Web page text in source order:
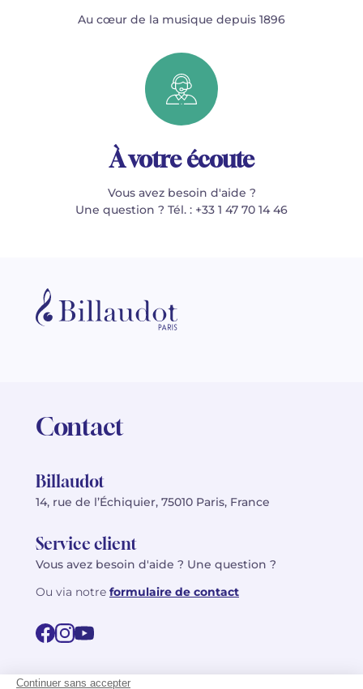
Au cœur de la musique depuis 1896
À votre écoute
Vous avez besoin d'aide ?
Une question ? Tél. : +33 1 47 70 14 46
Contact
Billaudot
14, rue de l’Échiquier, 75010 Paris, France
Service client
Vous avez besoin d'aide ? Une question ?
Ou via notre formulaire de contact
© 2026 Billaudot Paris. Tous droits réservés